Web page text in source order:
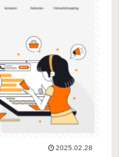
2025.02.28